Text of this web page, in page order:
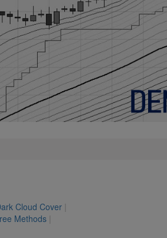
Cloud Cover |
Methods |